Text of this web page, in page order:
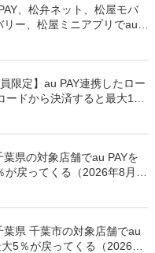
、松弁ネット、松屋モバ
ー、松屋ミニアプリでau
限定】au PAY連携したロー
ードから決済すると最大100
葉県の対象店舗でau PAYを
戻ってくる（2026年8月7
葉県 千葉市の対象店舗でau
5％が戻ってくる（2026年